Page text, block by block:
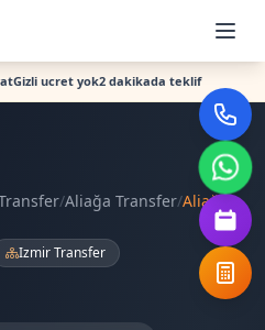
Gizli ucret yok2 dakikada teklif
/Aliağa Transfer/Aliağa
Izmir Transfer